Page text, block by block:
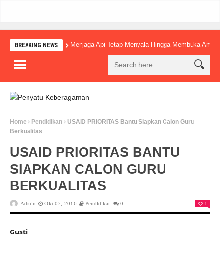
BREAKING NEWS Menjaga Api Tetap Menyala Hingga Membuka
Home Pendidikan
USAID PRIORITAS Bantu Siapkan Calon Guru
Berkualitas
USAID PRIORITAS BANTU
SIAPKAN CALON GURU
BERKUALITAS
Admin Okt 07, 2016 Pendidikan 0 1
Gusti